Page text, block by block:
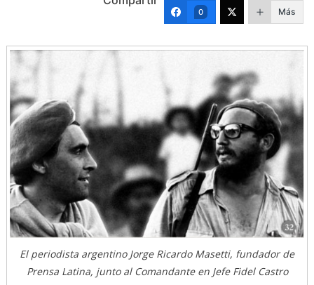
0 Más
El periodista argentino Jorge Ricardo Masetti, fundador de
Prensa Latina, junto al Comandante en Jefe Fidel Castro